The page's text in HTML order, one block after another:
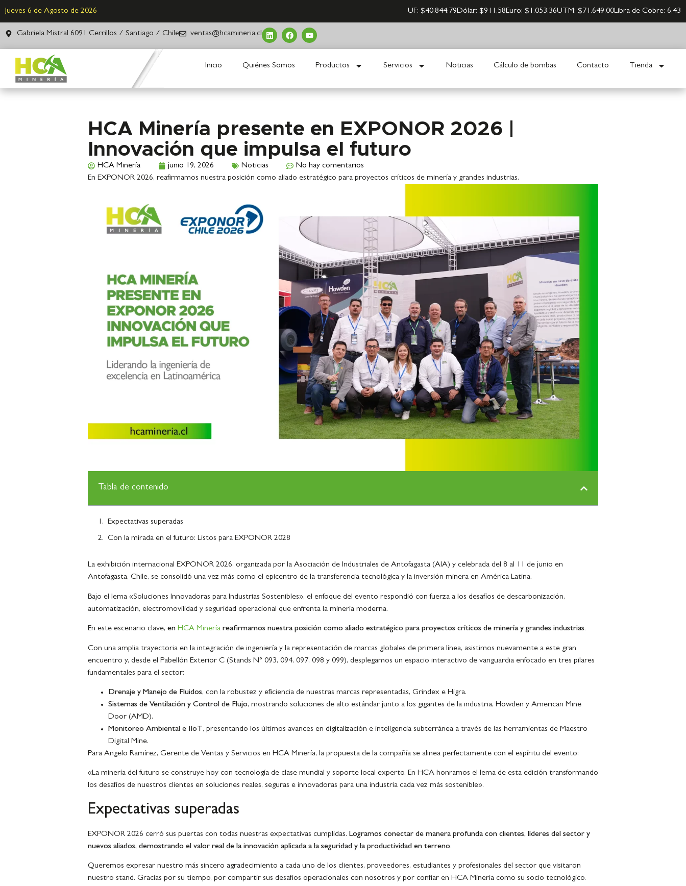
Jueves 6 de Agosto de 2026 UF: $40.844,79Dólar: $911,58Euro: $1.053,36UTM: $71.649,00Libra de Cobre: 6,43
Gabriela Mistral 6091 Cerrillos / Santiago / Chile ventas@hcamineria.cl
Inicio Quiénes Somos Productos Servicios Noticias Cálculo de bombas Contacto Tienda
HCA Minería presente en EXPONOR 2026 |
Innovación que impulsa el futuro
HCA Minería junio 19, 2026 Noticias
No hay comentarios
En EXPONOR 2026, reafirmamos nuestra posición como aliado estratégico para proyectos críticos de minería y grandes industrias.
Tabla de contenido
Expectativas superadas
Con la mirada en el futuro: Listos para EXPONOR 2028
La exhibición internacional EXPONOR 2026, organizada por la Asociación de Industriales de Antofagasta (AIA) y celebrada del 8 al 11 de junio en
Antofagasta, Chile, se consolidó una vez más como el epicentro de la transferencia tecnológica y la inversión minera en América Latina.
Bajo el lema «Soluciones Innovadoras para Industrias Sostenibles», el enfoque del evento respondió con fuerza a los desafíos de descarbonización,
automatización, electromovilidad y seguridad operacional que enfrenta la minería moderna.
En este escenario clave, en HCA Minería reafirmamos nuestra posición como aliado estratégico para proyectos críticos de minería y grandes industrias.
Con una amplia trayectoria en la integración de ingeniería y la representación de marcas globales de primera línea, asistimos nuevamente a este gran
encuentro y, desde el Pabellón Exterior C (Stands N° 093, 094, 097, 098 y 099), desplegamos un espacio interactivo de vanguardia enfocado en tres pilares
fundamentales para el sector:
Drenaje y Manejo de Fluidos, con la robustez y eficiencia de nuestras marcas representadas, Grindex e Higra.
Sistemas de Ventilación y Control de Flujo, mostrando soluciones de alto estándar junto a los gigantes de la industria, Howden y American Mine
Door (AMD).
Monitoreo Ambiental e IIoT, presentando los últimos avances en digitalización e inteligencia subterránea a través de las herramientas de Maestro
Digital Mine.
Para Angelo Ramírez, Gerente de Ventas y Servicios en HCA Minería, la propuesta de la compañía se alinea perfectamente con el espíritu del evento:
«La minería del futuro se construye hoy con tecnología de clase mundial y soporte local experto. En HCA honramos el lema de esta edición transformando
los desafíos de nuestros clientes en soluciones reales, seguras e innovadoras para una industria cada vez más sostenible».
Expectativas superadas
EXPONOR 2026 cerró sus puertas con todas nuestras expectativas cumplidas. Logramos conectar de manera profunda con clientes, líderes del sector y
nuevos aliados, demostrando el valor real de la innovación aplicada a la seguridad y la productividad en terreno.
Queremos expresar nuestro más sincero agradecimiento a cada uno de los clientes, proveedores, estudiantes y profesionales del sector que visitaron
nuestro stand. Gracias por su tiempo, por compartir sus desafíos operacionales con nosotros y por confiar en HCA Minería como su socio tecnológico.